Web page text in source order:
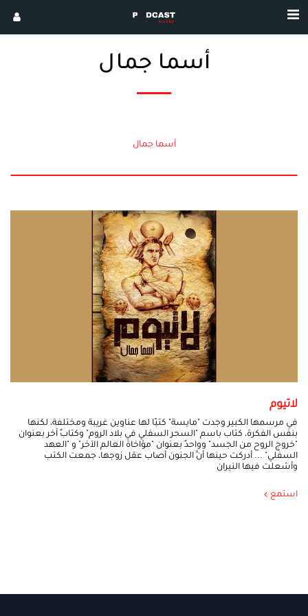
أسما جمال
أسما جمال
لاتيوم
في مرسمها الكبير وجدت "مايسة" كتبًا لها عناوين غريبة ومختلفة، لكنها
بنفس الفكرة، كتاب باسم "السحر السفلي في بلاد الروم" وكتابٌ آخر بعنوان
"خروج الروح من الجسد" وواحدٌ بعنوان "مؤاخاة العالم الآخر" و "العهد
السفلي" ... أدركت حينها أنَّ الجنون أصاب عقل زوجها، جمعت الكتب
وأشعلت فيها النيران
استمع